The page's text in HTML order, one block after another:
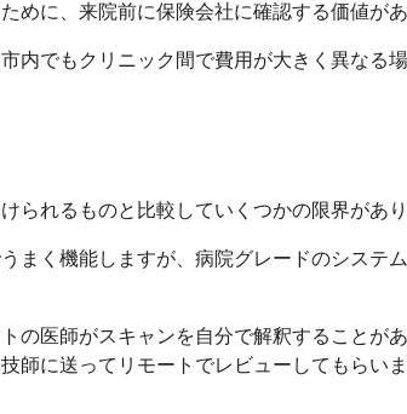
に、来院前に保険会社に確認する価値があ
内でもクリニック間で費用が大きく異なる
れるものと比較していくつかの限界があり
まく機能しますが、病院グレードのシステ
の医師がスキャンを自分で解釈することが
師に送ってリモートでレビューしてもらい